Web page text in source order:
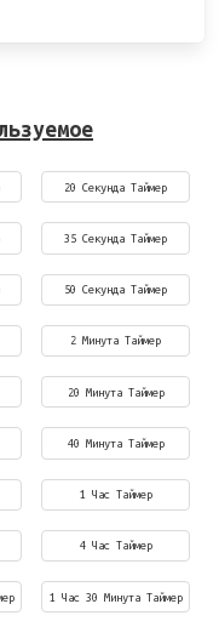
20 Секунда Таймер
35 Секунда Таймер
50 Секунда Таймер
2 Минута Таймер
20 Минута Таймер
40 Минута Таймер
1 Час Таймер
4 Час Таймер
1 Час 30 Минута Таймер